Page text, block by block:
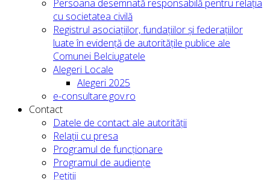
Persoana desemnată responsabilă pentru relația
cu societatea civilă
Registrul asociațiilor, fundațiilor și federațiilor
luate în evidență de autoritățile publice ale
Comunei Belciugatele
Alegeri Locale
Alegeri 2025
e-consultare.gov.ro
Contact
Datele de contact ale autorității
Relații cu presa
Programul de funcționare
Programul de audiențe
Petiții